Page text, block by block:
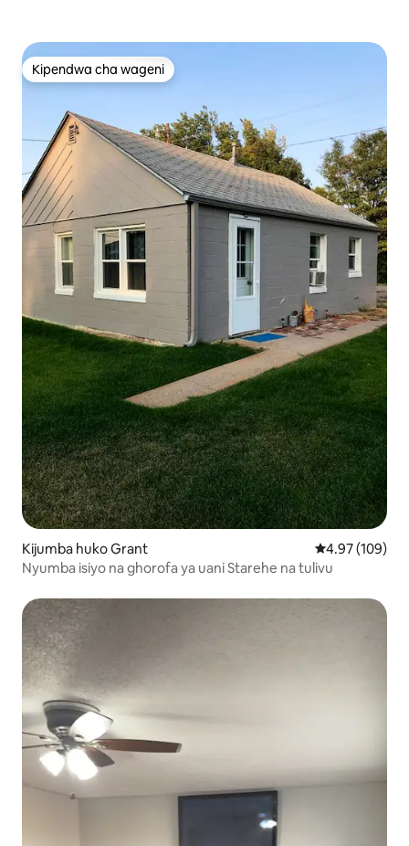
Kipendwa cha wageni
Kipendwa cha wageni
Kijumba huko Grant Ukadiriaji wa
4.97 (109)
Nyumba isiyo na ghorofa ya uani Starehe na tulivu